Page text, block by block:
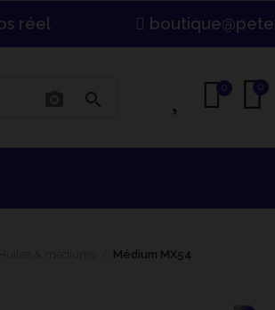
réel
search
0 0
Médium MX54